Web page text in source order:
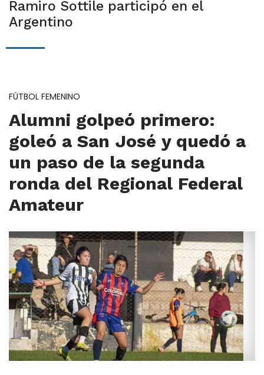
Ramiro Sottile participó en el
Argentino
FÚTBOL FEMENINO
Alumni golpeó primero:
goleó a San José y quedó a
un paso de la segunda
ronda del Regional Federal
Amateur